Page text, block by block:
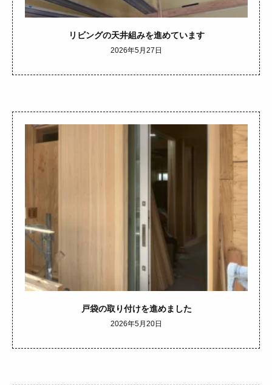
リビングの天井組みを進めています
2026年5月27日
戸袋の取り付けを進めました
2026年5月20日